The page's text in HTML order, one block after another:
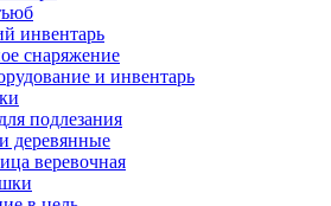
инвентарь
снаряжение
и инвентарь
подлезания
деревянные
веревочная